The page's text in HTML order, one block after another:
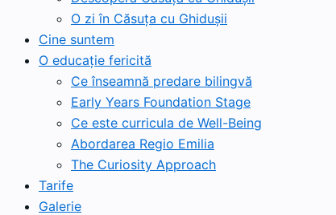
O zi în Căsuța cu Ghidușii
Cine suntem
O educație fericită
Ce înseamnă predare bilingvă
Early Years Foundation Stage
Ce este curricula de Well-Being
Abordarea Regio Emilia
The Curiosity Approach
Tarife
Galerie